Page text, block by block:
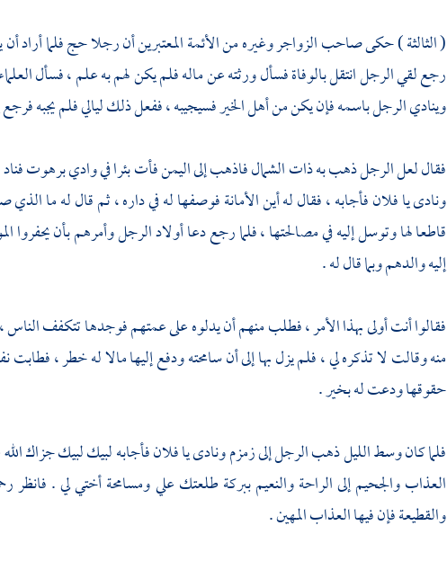
( الثالثة ) حكى صاحب الزواجر وغيره من الأئمة المعتبرين أن رجلا حج فلما أراد أن
رجع لقي الرجل انتقل بالوفاة فسأل ورثته عن ماله فلم يكن لهم به علم ، فسأل
وينادي الرجل باسمه فإن يكن من أهل الخير فسيجيبه ، ففعل ذلك ليالي فلم يجبه فرجع
فقال لعل الرجل ذهب به ذات الشمال فاذهب إلىاليمنفأت بئرا فيوادي برهوت
ونادى يا فلان فأجابه ، فقال له أين الأمانة فوصفها له في داره ، ثم قال له ما
قاطعا لها وتوسل إليه في مصالحتها ، فلما رجع دعا أولاد الرجل وأمرهم بأن
إليه والدهم وبما قال له .
فقالوا أنت أولى بهذا الأمر ، فطلب منهم أن يدلوه على عمتهم فوجدها تتكفف
منه وقالت لا تذكره لي ، فلم يزل بها إلى أن سامحته ودفع إليها مالا له خطر ،
حقوقها ودعت له بخير .
فلما كان وسط الليل ذهب الرجل إلىزمزمونادى يا فلان فأجابه لبيك لبيك جزاك
العذاب والجحيم إلى الراحة والنعيم ببركة طلعتك علي ومسامحة أختي لي . فانظر
والقطيعة فإن فيها العذاب المهين .